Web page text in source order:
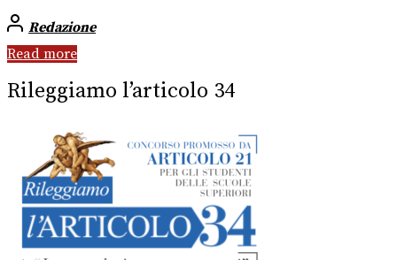
Redazione
Read more
Rileggiamo l’articolo 34